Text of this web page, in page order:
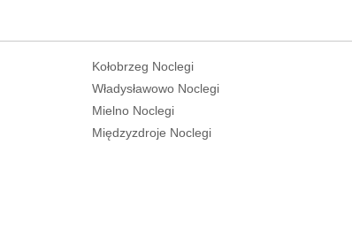
Kołobrzeg Noclegi
Władysławowo Noclegi
Mielno Noclegi
Międzyzdroje Noclegi